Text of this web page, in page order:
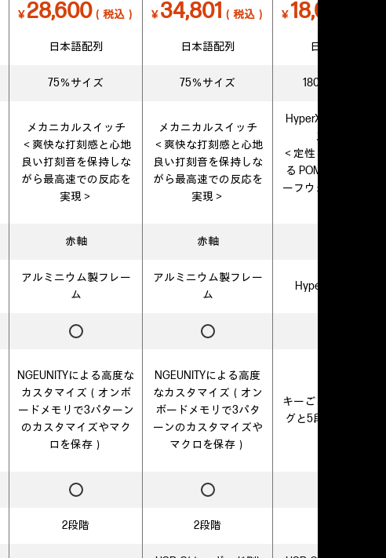
￥28,600（税込）
日本語配列
75％サイズ
メカニカルスイッチ
＜爽快な打刻感と心地
良い打刻音を保持しな
がら最高速での反応を
実現＞
赤軸
アルミニウム製フレー
ム
NGEUNITYによる高度な
カスタマイズ（オンボ
ードメモリで3パターン
のカスタマイズやマク
ロを保存）
2段階
￥34,801 （税込）
日本語配列
75％サイズ
メカニカルスイッチ
＜爽快な打刻感と心地
良い打刻音を保持しな
がら最高速での反応を
実現＞
赤軸
アルミニウム製フレー
ム
NGEUNITYによる高度
なカスタマイズ（オン
ボードメモリで3パタ
ーンのカスタマイズや
マクロを保存）
2段階
￥18,000
日本語配列
1800 スタイル
HyperX リニアレッ
スイッチ
＜定性と打鍵感を高
る POM 製ステムの
ーフウォール構造を
HyperX V2 リニア
キーごとのライティ
グと5段階の輝度調